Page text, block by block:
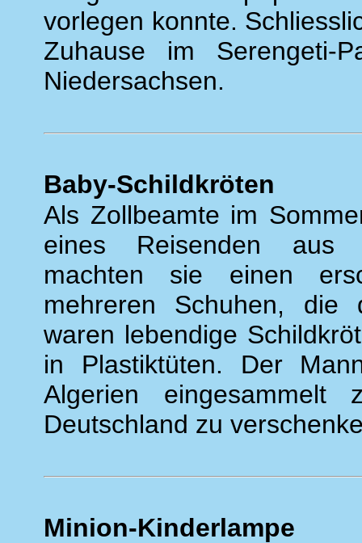
vorlegen konnte.
Zuhause im Serengeti-
Niedersachsen.
Baby-Schildkröten
Als Zollbeamte im
eines Reisenden aus
machten sie einen
mehreren Schuhen,
waren lebendige
in Plastiktüten. Der
Algerien
Deutschland zu
Minion-Kinderlampe